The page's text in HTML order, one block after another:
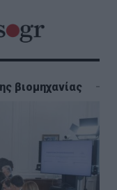
βιομηχανίας